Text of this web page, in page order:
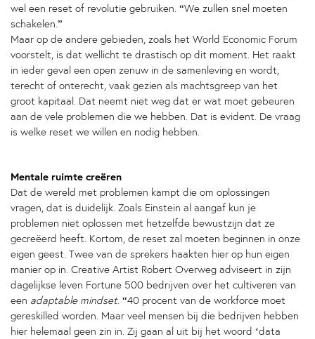
wel een reset of revolutie gebruiken. “We zullen snel moeten
schakelen.”
Maar op de andere gebieden, zoals het World Economic Forum
voorstelt, is dat wellicht te drastisch op dit moment. Het raakt
in ieder geval een open zenuw in de samenleving en wordt,
terecht of onterecht, vaak gezien als machtsgreep van het
groot kapitaal. Dat neemt niet weg dat er wat moet gebeuren
aan de vele problemen die we hebben. Dat is evident. De vraag
is welke reset we willen en nodig hebben.
Mentale ruimte creëren
Dat de wereld met problemen kampt die om oplossingen
vragen, dat is duidelijk. Zoals Einstein al aangaf kun je
problemen niet oplossen met hetzelfde bewustzijn dat ze
gecreëerd heeft. Kortom, de reset zal moeten beginnen in onze
eigen geest. Twee van de sprekers haakten hier op hun eigen
manier op in. Creative Artist Robert Overweg adviseert in zijn
dagelijkse leven Fortune 500 bedrijven over het cultiveren van
een adaptable mindset. “40 procent van de workforce moet
gereskilled worden. Maar veel mensen bij die bedrijven hebben
hier helemaal geen zin in. Zij gaan al uit bij het woord ‘data